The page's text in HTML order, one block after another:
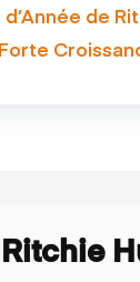
de
Ritchie